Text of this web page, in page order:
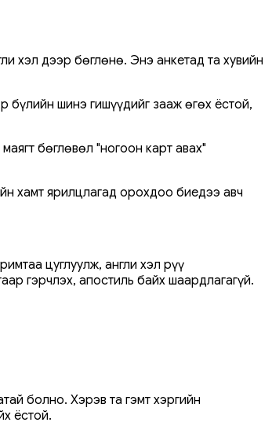
хэл дээр бөглөнө. Энэ анкетад та хувийн
бүлийн шинэ гишүүдийг зааж өгөх ёстой,
бөглөвөл "ногоон карт авах"
хамт ярилцлагад орохдоо биедээ авч
цуглуулж, англи хэл рүү
гэрчлэх, апостиль байх шаардлагагүй.
болно. Хэрэв та гэмт хэргийн
ёстой.